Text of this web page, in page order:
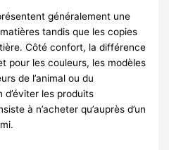
généralement une
tandis que les copies
Côté confort, la différence
pour les couleurs, les modèles
de l’animal ou du
d’éviter les produits
à n’acheter qu’auprès d’un